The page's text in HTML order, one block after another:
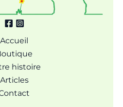
Accueil
histoire
Articles